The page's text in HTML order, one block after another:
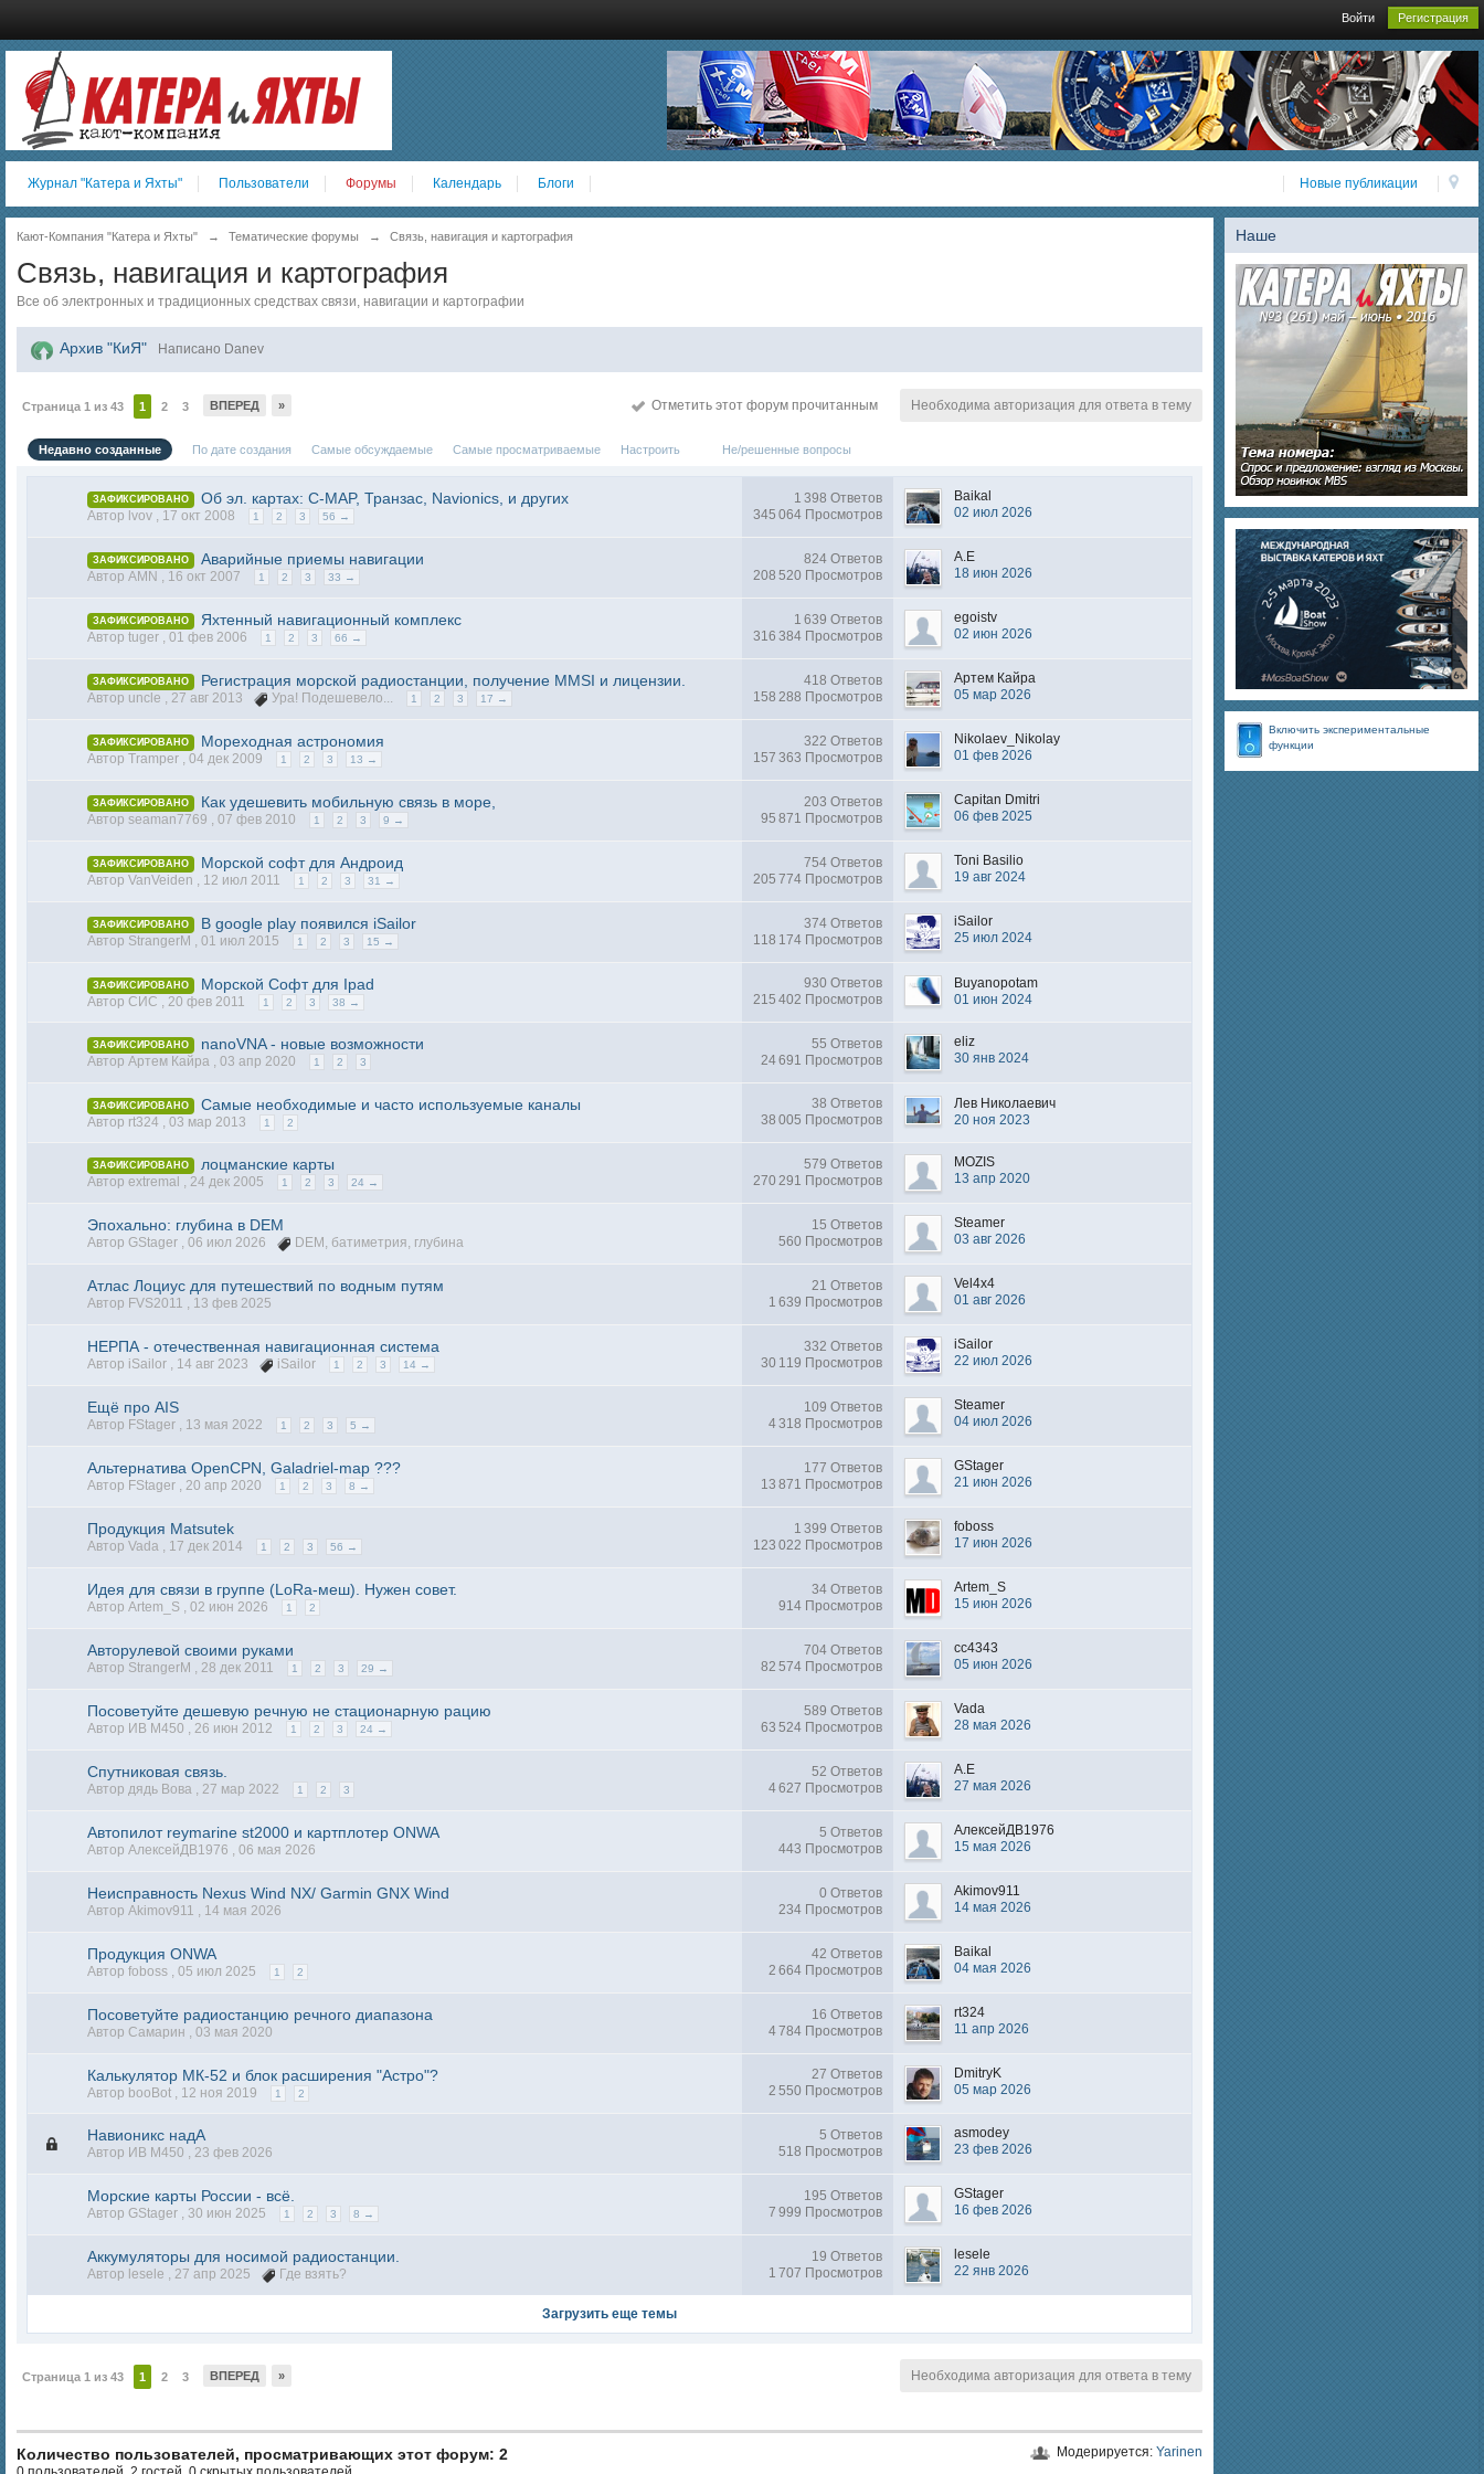
Войти Регистрация
Новые публикации
Журнал "Катера и Яхты" Пользователи Форумы Календарь Блоги
Наше
Включить экспериментальные
функции
Кают-Компания "Катера и Яхты" → Тематические форумы → Связь, навигация и картография
Связь, навигация и картография
Все об электронных и традиционных средствах связи, навигации и картографии
Архив "КиЯ" Написано Danev
Страница 1 из 43 1 2 3 ВПЕРЕД » Необходима авторизация для ответа в тему
Отметить этот форум прочитанным
Недавно созданные По дате создания Самые обсуждаемые Самые просматриваемые Настроить Не/решенные вопросы
ЗАФИКСИРОВАНО Об эл. картах: C-MAP, Транзас, Navionics, и других
Автор lvov , 17 окт 2008 1 2 3 56 →
1 398 Ответов
345 064 Просмотров
Baikal
02 июл 2026
ЗАФИКСИРОВАНО Аварийные приемы навигации
Автор AMN , 16 окт 2007 1 2 3 33 →
824 Ответов
208 520 Просмотров
A.E
18 июн 2026
ЗАФИКСИРОВАНО Яхтенный навигационный комплекс
Автор tuger , 01 фев 2006 1 2 3 66 →
1 639 Ответов
316 384 Просмотров
egoistv
02 июн 2026
ЗАФИКСИРОВАНО Регистрация морской радиостанции, получение MMSI и лицензии.
Автор uncle , 27 авг 2013 Ура! Подешевело... 1 2 3 17 →
418 Ответов
158 288 Просмотров
Артем Кайра
05 мар 2026
ЗАФИКСИРОВАНО Мореходная астрономия
Автор Tramper , 04 дек 2009 1 2 3 13 →
322 Ответов
157 363 Просмотров
Nikolaev_Nikolay
01 фев 2026
ЗАФИКСИРОВАНО Как удешевить мобильную связь в море,
Автор seaman7769 , 07 фев 2010 1 2 3 9 →
203 Ответов
95 871 Просмотров
Capitan Dmitri
06 фев 2025
ЗАФИКСИРОВАНО Морской софт для Андроид
Автор VanVeiden , 12 июл 2011 1 2 3 31 →
754 Ответов
205 774 Просмотров
Toni Basilio
19 авг 2024
ЗАФИКСИРОВАНО В google play появился iSailor
Автор StrangerM , 01 июл 2015 1 2 3 15 →
374 Ответов
118 174 Просмотров
iSailor
25 июл 2024
ЗАФИКСИРОВАНО Морской Софт для Ipad
Автор СИС , 20 фев 2011 1 2 3 38 →
930 Ответов
215 402 Просмотров
Buyanopotam
01 июн 2024
ЗАФИКСИРОВАНО nanoVNA - новые возможности
Автор Артем Кайра , 03 апр 2020 1 2 3
55 Ответов
24 691 Просмотров
eliz
30 янв 2024
ЗАФИКСИРОВАНО Самые необходимые и часто используемые каналы
Автор rt324 , 03 мар 2013 1 2
38 Ответов
38 005 Просмотров
Лев Николаевич
20 ноя 2023
ЗАФИКСИРОВАНО лоцманские карты
Автор extremal , 24 дек 2005 1 2 3 24 →
579 Ответов
270 291 Просмотров
MOZIS
13 апр 2020
Эпохально: глубина в DEM
Автор GStager , 06 июл 2026 DEM , батиметрия, глубина
15 Ответов
560 Просмотров
Steamer
03 авг 2026
Атлас Лоциус для путешествий по водным путям
Автор FVS2011 , 13 фев 2025
21 Ответов
1 639 Просмотров
Vel4x4
01 авг 2026
НЕРПА - отечественная навигационная система
Автор iSailor , 14 авг 2023 iSailor 1 2 3 14 →
332 Ответов
30 119 Просмотров
iSailor
22 июл 2026
Ещё про AIS
Автор FStager , 13 мая 2022 1 2 3 5 →
109 Ответов
4 318 Просмотров
Steamer
04 июл 2026
Альтернатива OpenCPN, Galadriel-map ???
Автор FStager , 20 апр 2020 1 2 3 8 →
177 Ответов
13 871 Просмотров
GStager
21 июн 2026
Продукция Matsutek
Автор Vada , 17 дек 2014 1 2 3 56 →
1 399 Ответов
123 022 Просмотров
foboss
17 июн 2026
Идея для связи в группе (LoRa-меш). Нужен совет.
Автор Artem_S , 02 июн 2026 1 2
34 Ответов
914 Просмотров
Artem_S
15 июн 2026
Авторулевой своими руками
Автор StrangerM , 28 дек 2011 1 2 3 29 →
704 Ответов
82 574 Просмотров
cc4343
05 июн 2026
Посоветуйте дешевую речную не стационарную рацию
Автор ИВ М450 , 26 июн 2012 1 2 3 24 →
589 Ответов
63 524 Просмотров
Vada
28 мая 2026
Спутниковая связь.
Автор дядь Вова , 27 мар 2022 1 2 3
52 Ответов
4 627 Просмотров
A.E
27 мая 2026
Автопилот reymarine st2000 и картплотер ONWA
Автор АлексейДВ1976 , 06 мая 2026
5 Ответов
443 Просмотров
АлексейДВ1976
15 мая 2026
Неисправность Nexus Wind NX/ Garmin GNX Wind
Автор Akimov911 , 14 мая 2026
0 Ответов
234 Просмотров
Akimov911
14 мая 2026
Продукция ONWA
Автор foboss , 05 июл 2025 1 2
42 Ответов
2 664 Просмотров
Baikal
04 мая 2026
Посоветуйте радиостанцию речного диапазона
Автор Самарин , 03 мая 2020
16 Ответов
4 784 Просмотров
rt324
11 апр 2026
Калькулятор МК-52 и блок расширения "Астро"?
Автор booBot , 12 ноя 2019 1 2
27 Ответов
2 550 Просмотров
DmitryK
05 мар 2026
Навионикс надА
Автор ИВ М450 , 23 фев 2026
5 Ответов
518 Просмотров
asmodey
23 фев 2026
Морские карты России - всё.
Автор GStager , 30 июн 2025 1 2 3 8 →
195 Ответов
7 999 Просмотров
GStager
16 фев 2026
Аккумуляторы для носимой радиостанции.
Автор lesele , 27 апр 2025 Где взять?
19 Ответов
1 707 Просмотров
lesele
22 янв 2026
Загрузить еще темы
Страница 1 из 43 1 2 3 ВПЕРЕД » Необходима авторизация для ответа в тему
Модерируется: Yarinen
Количество пользователей, просматривающих этот форум: 2